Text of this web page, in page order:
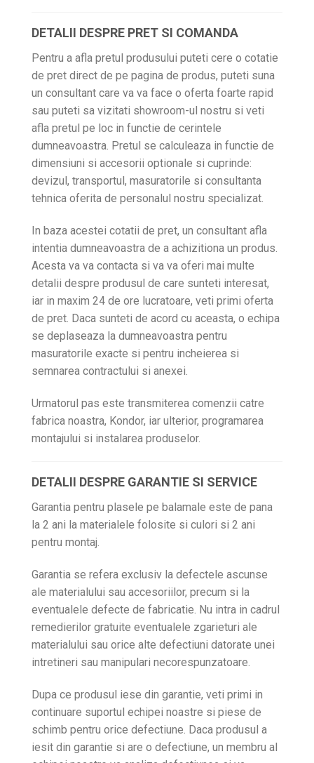
DETALII DESPRE PRET SI COMANDA
Pentru a afla pretul produsului puteti cere o cotatie
de pret direct de pe pagina de produs, puteti suna
un consultant care va va face o oferta foarte rapid
sau puteti sa vizitati showroom-ul nostru si veti
afla pretul pe loc in functie de cerintele
dumneavoastra. Pretul se calculeaza in functie de
dimensiuni si accesorii optionale si cuprinde:
devizul, transportul, masuratorile si consultanta
tehnica oferita de personalul nostru specializat.
In baza acestei cotatii de pret, un consultant afla
intentia dumneavoastra de a achizitiona un produs.
Acesta va va contacta si va va oferi mai multe
detalii despre produsul de care sunteti interesat,
iar in maxim 24 de ore lucratoare, veti primi oferta
de pret. Daca sunteti de acord cu aceasta, o echipa
se deplaseaza la dumneavoastra pentru
masuratorile exacte si pentru incheierea si
semnarea contractului si anexei.
Urmatorul pas este transmiterea comenzii catre
fabrica noastra, Kondor, iar ulterior, programarea
montajului si instalarea produselor.
DETALII DESPRE GARANTIE SI SERVICE
Garantia pentru plasele pe balamale este de pana
la 2 ani la materialele folosite si culori si 2 ani
pentru montaj.
Garantia se refera exclusiv la defectele ascunse
ale materialului sau accesoriilor, precum si la
eventualele defecte de fabricatie. Nu intra in cadrul
remedierilor gratuite eventualele zgarieturi ale
materialului sau orice alte defectiuni datorate unei
intretineri sau manipulari necorespunzatoare.
Dupa ce produsul iese din garantie, veti primi in
continuare suportul echipei noastre si piese de
schimb pentru orice defectiune. Daca produsul a
iesit din garantie si are o defectiune, un membru al